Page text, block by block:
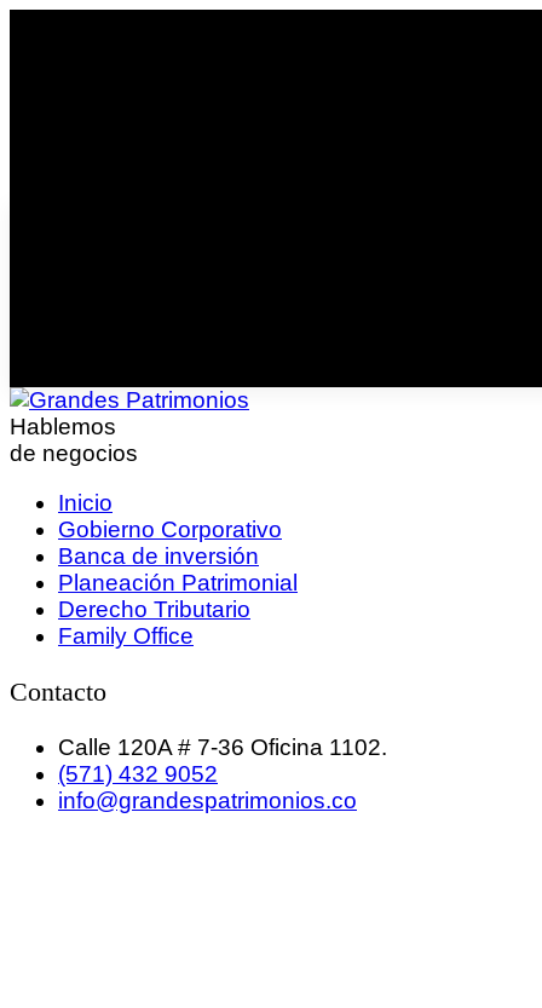
Hablemos
de negocios
Inicio
Gobierno Corporativo
Banca de inversión
Planeación Patrimonial
Derecho Tributario
Family Office
Contacto
Calle 120A # 7-36 Oficina 1102.
(571) 432 9052
info@grandespatrimonios.co